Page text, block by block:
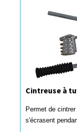
Cintreuse à
Permet de
s'écrasent